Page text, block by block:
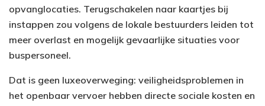
opvanglocaties. Terugschakelen naar kaartjes bij
instappen zou volgens de lokale bestuurders leiden tot
meer overlast en mogelijk gevaarlijke situaties voor
buspersoneel.
Dat is geen luxeoverweging: veiligheidsproblemen in
het openbaar vervoer hebben directe sociale kosten en